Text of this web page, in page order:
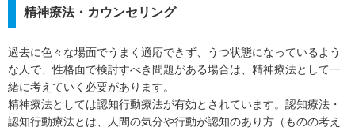
精神療法・カウンセリング
過去に色々な場面でうまく適応できず、うつ状態になっているよう
な人で、性格面で検討すべき問題がある場合は、精神療法として一
緒に考えていく必要があります。
精神療法としては認知行動療法が有効とされています。認知療法・
認知行動療法とは、人間の気分や行動が認知のあり方（ものの考え